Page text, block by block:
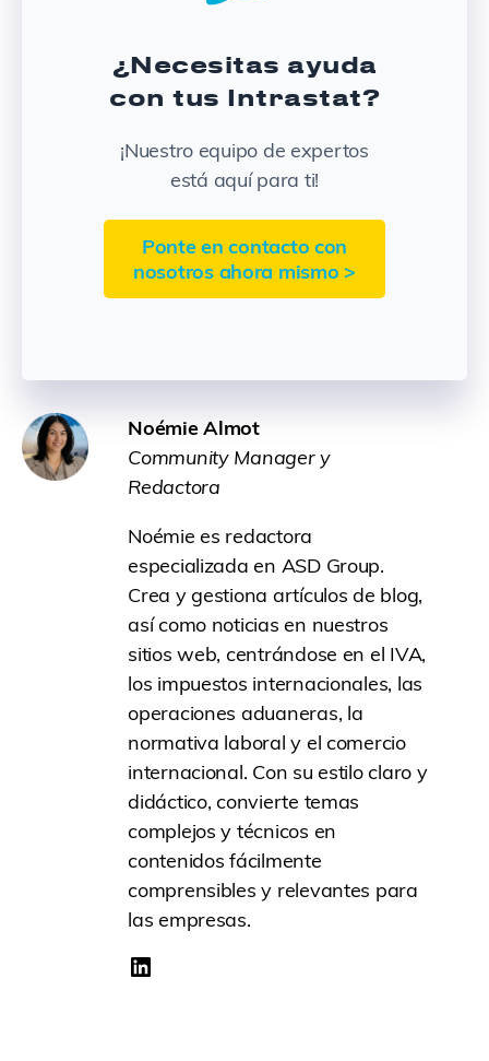
¿Necesitas ayuda
con tus Intrastat?
¡Nuestro equipo de expertos
está aquí para ti!
Ponte en contacto con
nosotros ahora mismo >
Noémie Almot
Community Manager y
Redactora
Noémie es redactora
especializada en ASD Group.
Crea y gestiona artículos de blog,
así como noticias en nuestros
sitios web, centrándose en el IVA,
los impuestos internacionales, las
operaciones aduaneras, la
normativa laboral y el comercio
internacional. Con su estilo claro y
didáctico, convierte temas
complejos y técnicos en
contenidos fácilmente
comprensibles y relevantes para
las empresas.